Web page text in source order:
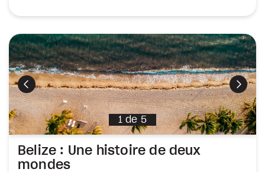
Précédent
1 de 5
Belize : Une histoire de deux
mondes